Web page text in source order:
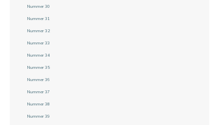
Nummer 30
Nummer 31
Nummer 32
Nummer 33
Nummer 34
Nummer 35
Nummer 36
Nummer 37
Nummer 38
Nummer 39